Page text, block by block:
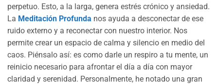
perpetuo. Esto, a la larga, genera estrés crónico y ansiedad.
La Meditación Profunda nos ayuda a desconectar de ese
ruido externo y a reconectar con nuestro interior. Nos
permite crear un espacio de calma y silencio en medio del
caos. Piénsalo así: es como darle un respiro a tu mente, un
reinicio necesario para afrontar el día a día con mayor
claridad y serenidad. Personalmente, he notado una gran